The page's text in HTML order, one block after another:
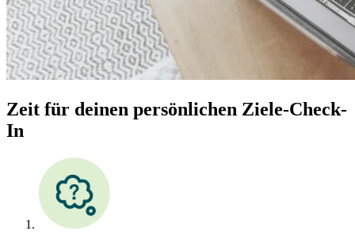
Zeit für deinen persönlichen Ziele-Check-
In